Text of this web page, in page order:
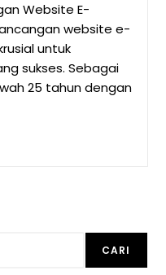
Website E-
website e-
untuk
sukses. Sebagai
25 tahun dengan
CARI